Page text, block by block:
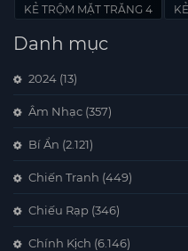
KẺ TRỘM MẶT TRĂNG 4
Danh mục
2024 (13)
Âm Nhạc (357)
Bí Ẩn (2.121)
Chiến Tranh (449)
Chiếu Rạp (346)
Chính Kịch (6.146)